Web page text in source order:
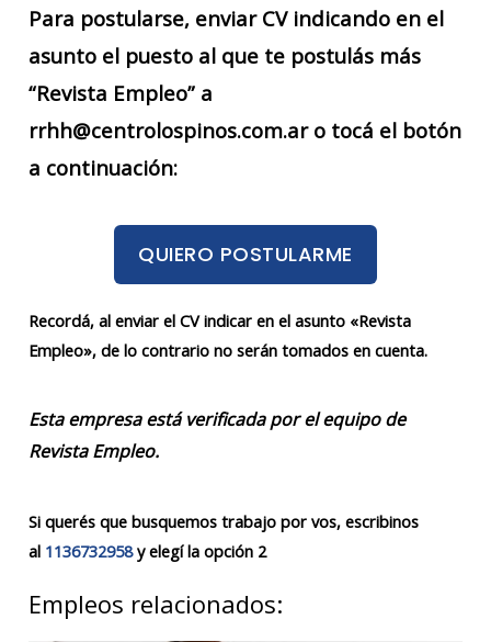
Para postularse, enviar CV indicando en el
asunto el puesto al que te postulás más
“Revista Empleo” a
rrhh@centrolospinos.com.ar o tocá el botón
a continuación:
QUIERO POSTULARME
Recordá, al enviar el CV indicar en el asunto «Revista
Empleo», de lo contrario no serán tomados en cuenta.
Esta empresa está verificada por el equipo de
Revista Empleo.
Si querés que busquemos trabajo por vos, escribinos
al 1136732958y elegí la opción 2
Empleos relacionados: